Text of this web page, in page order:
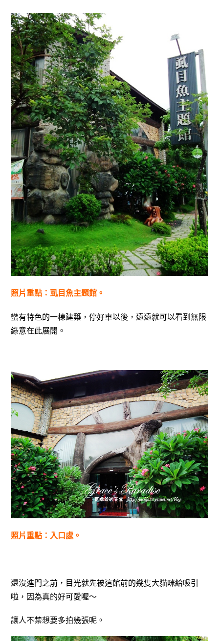
照片重點：虱目魚主題館。
蠻有特色的一棟建築，停好車以後，遠遠就可以看到無限
綠意在此展開。
照片重點：入口處。
還沒進門之前，目光就先被這館前的幾隻大貓咪給吸引
啦，因為真的好可愛喔～
讓人不禁想要多拍幾張呢。